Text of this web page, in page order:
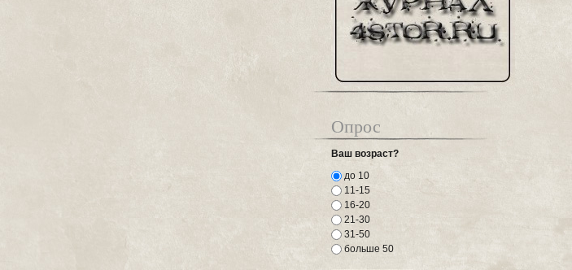
Опрос
Ваш возраст?
до 10
11-15
16-20
21-30
31-50
больше 50